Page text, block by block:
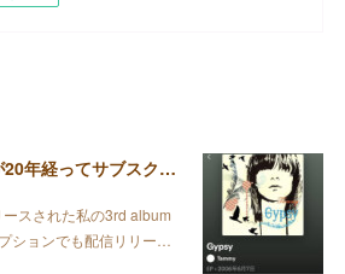
⭐️Gypsy(3rd Album)が20年経ってサブスクで配信されました♪
スされた私の3rd album
ションでも配信リリー…